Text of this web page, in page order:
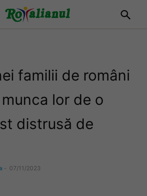
familii de români
lor de o
distrusă de
- 07/11/2023